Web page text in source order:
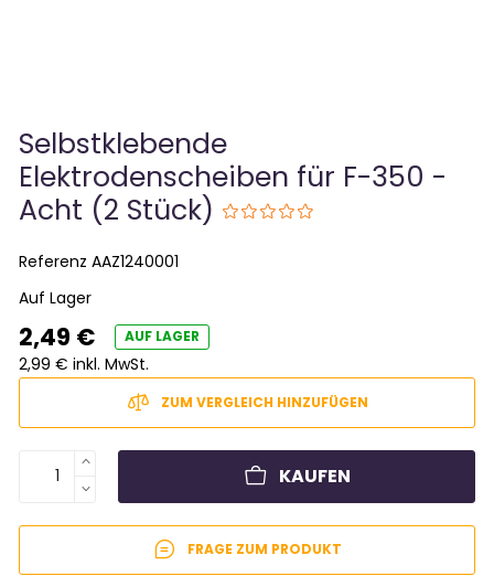
Selbstklebende
Elektrodenscheiben für F-350 -
Acht (2 Stück)
ReferenzAAZ1240001
Auf Lager
2,49 € AUF LAGER
2,99 € inkl. MwSt.
ZUM VERGLEICH HINZUFÜGEN
KAUFEN
FRAGE ZUM PRODUKT